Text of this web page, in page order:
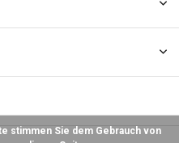
stimmen Sie dem Gebrauch von